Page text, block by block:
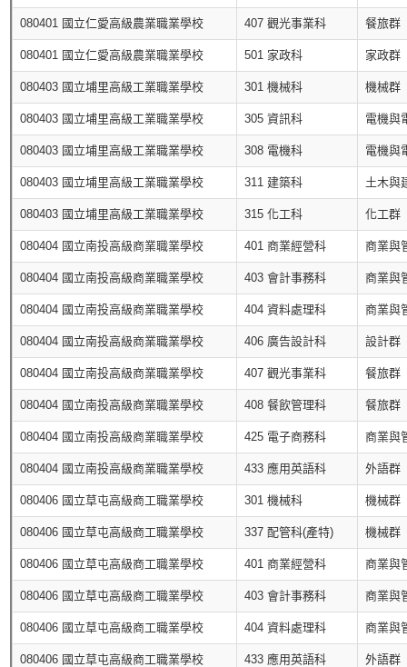
080401 國立仁愛高級農業職業學校 407 觀光事業科 餐旅群
080401 國立仁愛高級農業職業學校 501 家政科 家政群
080403 國立埔里高級工業職業學校 301 機械科 機械群
080403 國立埔里高級工業職業學校 305 資訊科 電機與
080403 國立埔里高級工業職業學校 308 電機科 電機與
080403 國立埔里高級工業職業學校 311 建築科 土木與
080403 國立埔里高級工業職業學校 315 化工科 化工群
080404 國立南投高級商業職業學校 401 商業經營科 商業與
080404 國立南投高級商業職業學校 403 會計事務科 商業與
080404 國立南投高級商業職業學校 404 資料處理科 商業與
080404 國立南投高級商業職業學校 406 廣告設計科 設計群
080404 國立南投高級商業職業學校 407 觀光事業科 餐旅群
080404 國立南投高級商業職業學校 408 餐飲管理科 餐旅群
080404 國立南投高級商業職業學校 425 電子商務科 商業與
080404 國立南投高級商業職業學校 433 應用英語科 外語群
080406 國立草屯高級商工職業學校 301 機械科 機械群
080406 國立草屯高級商工職業學校 337 配管科(產特) 機械群
080406 國立草屯高級商工職業學校 401 商業經營科 商業與
080406 國立草屯高級商工職業學校 403 會計事務科 商業與
080406 國立草屯高級商工職業學校 404 資料處理科 商業與
080406 國立草屯高級商工職業學校 433 應用英語科 外語群